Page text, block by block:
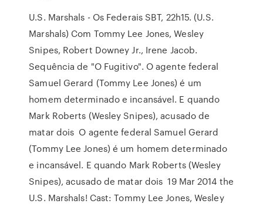
U.S. Marshals - Os Federais SBT, 22h15. (U.S.
Marshals) Com Tommy Lee Jones, Wesley
Snipes, Robert Downey Jr., Irene Jacob.
Sequência de "O Fugitivo". O agente federal
Samuel Gerard (Tommy Lee Jones) é um
homem determinado e incansável. E quando
Mark Roberts (Wesley Snipes), acusado de
matar dois O agente federal Samuel Gerard
(Tommy Lee Jones) é um homem determinado
e incansável. E quando Mark Roberts (Wesley
Snipes), acusado de matar dois 19 Mar 2014 the
U.S. Marshals! Cast: Tommy Lee Jones, Wesley